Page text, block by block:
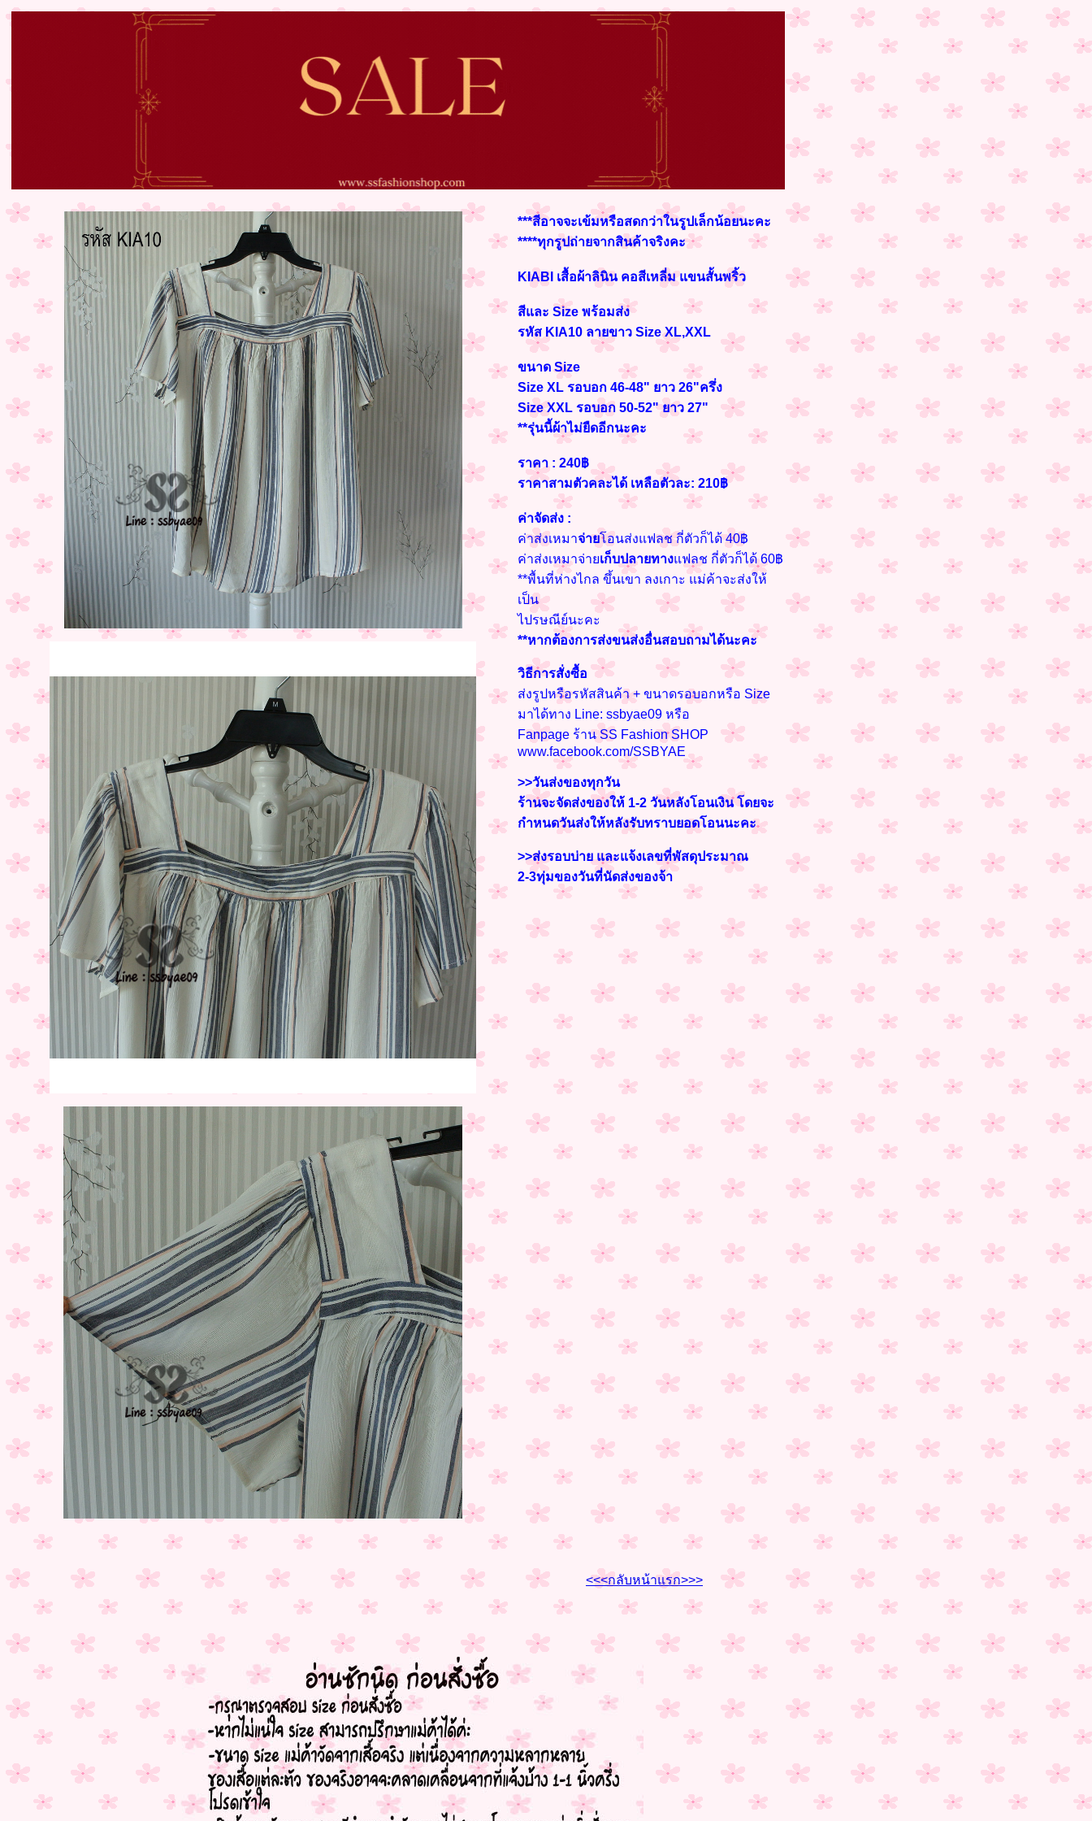
***สีอาจจะเข้มหรือสดกว่าในรูปเล็กน้อยนะคะ
****ทุกรูปถ่ายจากสินค้าจริงคะ
KIABI เสื้อผ้าลินิน คอสีเหลี่ม แขนสั้นพริ้ว
สีและ Size พร้อมส่ง
รหัส KIA10 ลายขาว Size XL,XXL
ขนาด Size
Size XL รอบอก 46-48" ยาว 26"ครึ่ง
Size XXL รอบอก 50-52" ยาว 27"
**รุ่นนี้ผ้าไม่ยืดอีกนะคะ
ราคา : 240฿
ราคาสามตัวคละได้ เหลือตัวละ: 210฿
ค่าจัดส่ง :
ค่าส่งเหมาจ่ายโอนส่งแฟลช กี่ตัวก็ได้ 40฿
ค่าส่งเหมาจ่ายเก็บปลายทางแฟลช กี่ตัวก็ได้ 60฿
**พื้นที่ห่างไกล ขึ้นเขา ลงเกาะ แม่ค้าจะส่งให้
เป็น
ไปรษณีย์นะคะ
**หากต้องการส่งขนส่งอื่นสอบถามได้นะคะ
วิธีการสั่งซื้อ
ส่งรูปหรือรหัสสินค้า + ขนาดรอบอกหรือ Size
มาได้ทาง Line: ssbyae09 หรือ
Fanpage ร้าน SS Fashion SHOP
www.facebook.com/SSBYAE
>>วันส่งของทุกวัน
ร้านจะจัดส่งของให้ 1-2 วันหลังโอนเงิน โดยจะ
กำหนดวันส่งให้หลังรับทราบยอดโอนนะคะ
>>ส่งรอบบ่าย และแจ้งเลขที่พัสดุประมาณ
2-3ทุ่มของวันที่นัดส่งของจ้า
<<<กลับหน้าแรก>>>